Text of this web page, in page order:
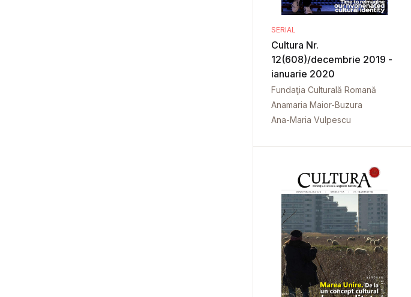
SERIAL
Cultura Nr.
12(608)/decembrie 2019 -
ianuarie 2020
Fundaţia Culturală Romană
Anamaria Maior-Buzura
Ana-Maria Vulpescu